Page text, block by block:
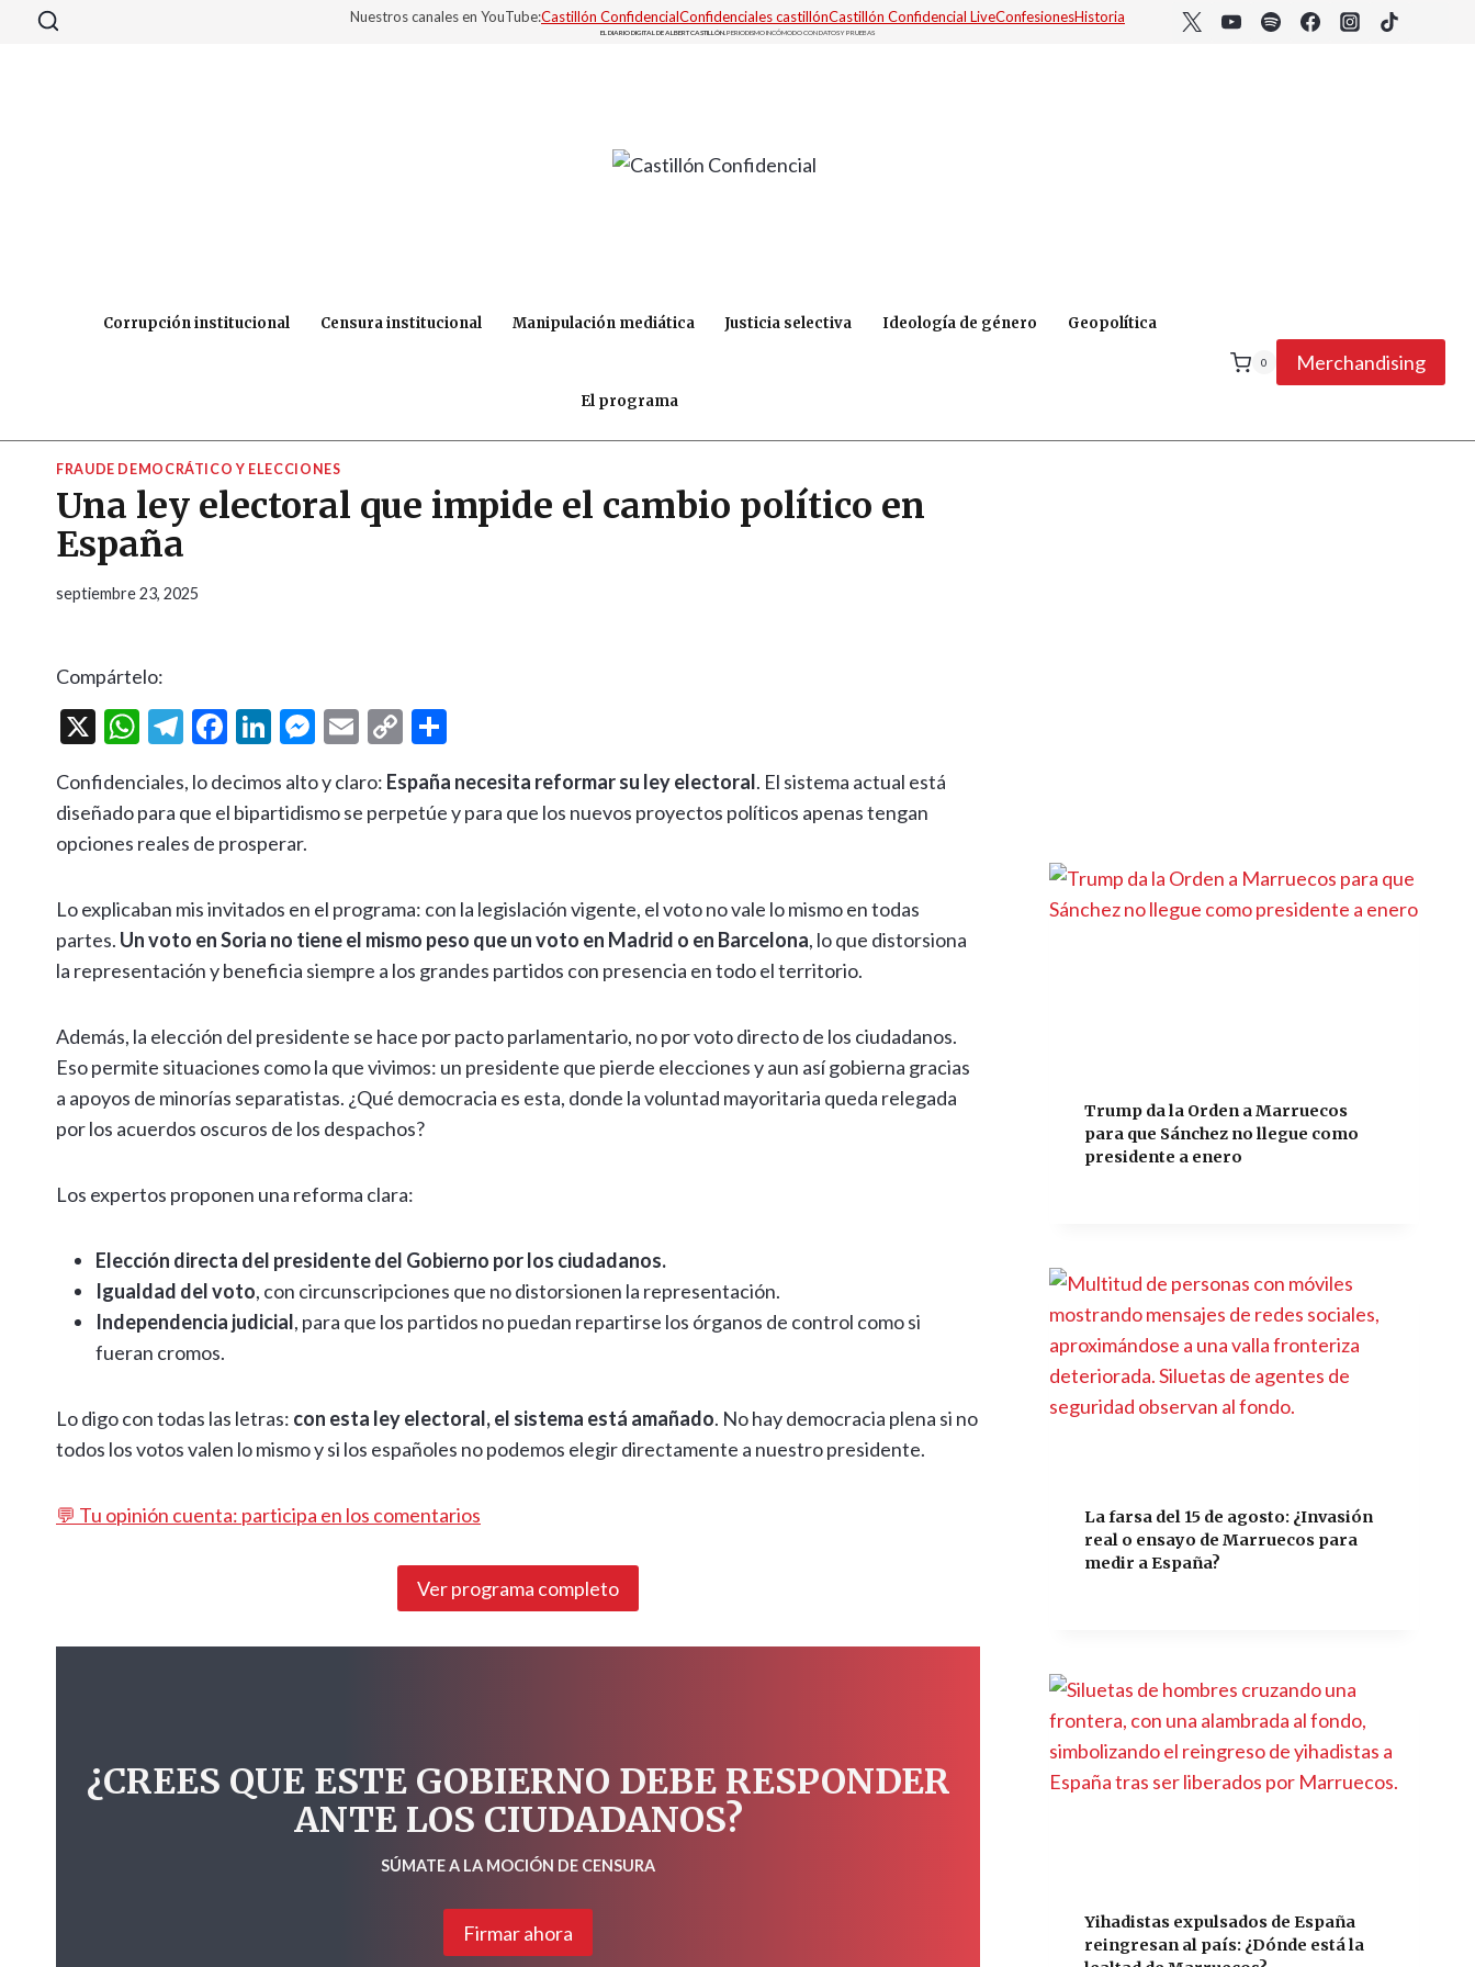
Saltar
Nuestros canales en YouTube:Castillón ConfidencialConfidenciales castillónCastillón Confidencial LiveConfesionesHistoria
EL DIARIO DIGITAL DE ALBERT CASTILLÓN. PERIODISMO INCÓMODO CON DATOS Y PRUEBAS
Corrupción institucional Censura institucional Manipulación mediática Justicia selectiva Ideología de género Geopolítica
El programa
0 Merchandising
FRAUDE DEMOCRÁTICO Y ELECCIONES
Una ley electoral que impide el cambio político en
España
septiembre 23, 2025
Compártelo:
X
W
at
s
p
p
T
e
gr
m
F
e
b
o
k
Li
ke
dI
M
se
n
er
E
ai
l
C
p
y
n
k
m
p
ti
r
Confidenciales, lo decimos alto y claro: España necesita reformar su ley electoral. El sistema actual está
diseñado para que el bipartidismo se perpetúe y para que los nuevos proyectos políticos apenas tengan
opciones reales de prosperar.
Lo explicaban mis invitados en el programa: con la legislación vigente, el voto no vale lo mismo en todas
partes. Un voto en Soria no tiene el mismo peso que un voto en Madrid o en Barcelona, lo que distorsiona
la representación y beneficia siempre a los grandes partidos con presencia en todo el territorio.
Además, la elección del presidente se hace por pacto parlamentario, no por voto directo de los ciudadanos.
Eso permite situaciones como la que vivimos: un presidente que pierde elecciones y aun así gobierna gracias
a apoyos de minorías separatistas. ¿Qué democracia es esta, donde la voluntad mayoritaria queda relegada
por los acuerdos oscuros de los despachos?
Los expertos proponen una reforma clara:
Elección directa del presidente del Gobierno por los ciudadanos.
Igualdad del voto, con circunscripciones que no distorsionen la representación.
Independencia judicial, para que los partidos no puedan repartirse los órganos de control como si
fueran cromos.
Lo digo con todas las letras: con esta ley electoral, el sistema está amañado. No hay democracia plena si no
todos los votos valen lo mismo y si los españoles no podemos elegir directamente a nuestro presidente.
💬 Tu opinión cuenta: participa en los comentarios
Ver programa completo
¿CREES QUE ESTE GOBIERNO DEBE RESPONDER
ANTE LOS CIUDADANOS?
SÚMATE A LA MOCIÓN DE CENSURA
Firmar ahora
Trump da la Orden a Marruecos
para que Sánchez no llegue como
presidente a enero
La farsa del 15 de agosto: ¿Invasión
real o ensayo de Marruecos para
medir a España?
Yihadistas expulsados de España
reingresan al país: ¿Dónde está la